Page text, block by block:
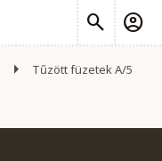
Tűzött füzetek A/5